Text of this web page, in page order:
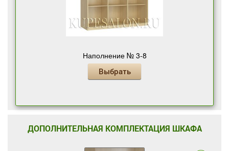
Наполнение № 3-8
Выбрать
ДОПОЛНИТЕЛЬНАЯ КОМПЛЕКТАЦИЯ ШКАФА